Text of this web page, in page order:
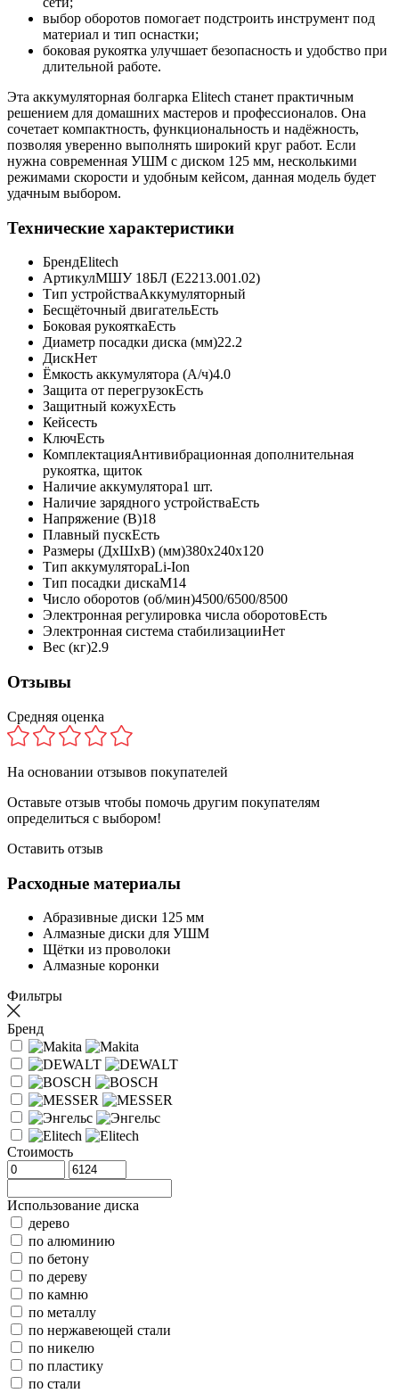
выбор оборотов помогает подстроить инструмент под
материал и тип оснастки;
боковая рукоятка улучшает безопасность и удобство при
длительной работе.
Эта аккумуляторная болгарка Elitech станет практичным
решением для домашних мастеров и профессионалов. Она
сочетает компактность, функциональность и надёжность,
позволяя уверенно выполнять широкий круг работ. Если
нужна современная УШМ с диском 125 мм, несколькими
режимами скорости и удобным кейсом, данная модель будет
удачным выбором.
Технические характеристики
БрендElitech
АртикулМШУ 18БЛ (E2213.001.02)
Тип устройстваАккумуляторный
Бесщёточный двигательЕсть
Боковая рукояткаЕсть
Диаметр посадки диска (мм)22.2
ДискНет
Ёмкость аккумулятора (А/ч)4.0
Защита от перегрузокЕсть
Защитный кожухЕсть
Кейсесть
КлючЕсть
КомплектацияАнтивибрационная дополнительная
рукоятка, щиток
Наличие аккумулятора1 шт.
Наличие зарядного устройстваЕсть
Напряжение (В)18
Плавный пускЕсть
Размеры (ДхШхВ) (мм)380х240х120
Тип аккумулятораLi-Ion
Тип посадки дискаМ14
Число оборотов (об/мин)4500/6500/8500
Электронная регулировка числа оборотовЕсть
Электронная система стабилизацииНет
Вес (кг)2.9
Отзывы
Средняя оценка
На основании отзывов покупателей
Оставьте отзыв чтобы помочь другим покупателям
определиться с выбором!
Оставить отзыв
Расходные материалы
Абразивные диски 125 мм
Алмазные диски для УШМ
Щётки из проволоки
Алмазные коронки
Фильтры
Бренд
Стоимость
Использование диска
дерево
по алюминию
по бетону
по дереву
по камню
по металлу
по нержавеющей стали
по никелю
по пластику
по стали